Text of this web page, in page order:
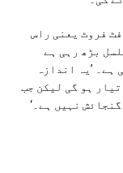
فروٹ یعنی راس
بڑھ رہی ہے
ہے۔ ’یہ اندازہ
ہو گی لیکن جب
نہیں ہے۔‘